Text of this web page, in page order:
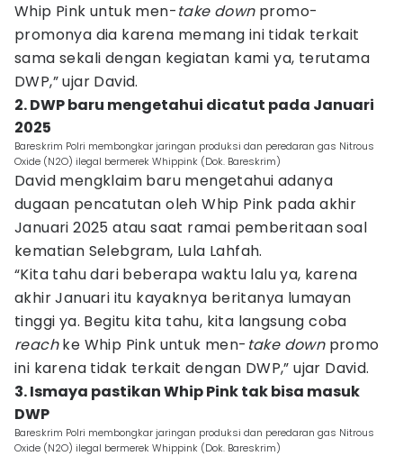
Whip Pink untuk men-take downpromo-
promonya dia karena memang ini tidak terkait
sama sekali dengan kegiatan kami ya, terutama
DWP,” ujar David.
2. DWP baru mengetahui dicatut pada Januari
2025
Bareskrim Polri membongkar jaringan produksi dan peredaran gas Nitrous
Oxide (N2O) ilegal bermerek Whippink (Dok. Bareskrim)
David mengklaim baru mengetahui adanya
dugaan pencatutan oleh Whip Pink pada akhir
Januari 2025 atau saat ramai pemberitaan soal
kematian Selebgram, Lula Lahfah.
“Kita tahu dari beberapa waktu lalu ya, karena
akhir Januari itu kayaknya beritanya lumayan
tinggi ya. Begitu kita tahu, kita langsung coba
reachke Whip Pink untuk men- take downpromo
ini karena tidak terkait dengan DWP,” ujar David.
3. Ismaya pastikan Whip Pink tak bisa masuk
DWP
Bareskrim Polri membongkar jaringan produksi dan peredaran gas Nitrous
Oxide (N2O) ilegal bermerek Whippink (Dok. Bareskrim)